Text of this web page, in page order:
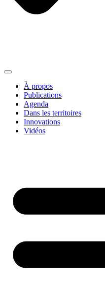
À propos
Publications
Agenda
Dans les territoires
Innovations
Vidéos